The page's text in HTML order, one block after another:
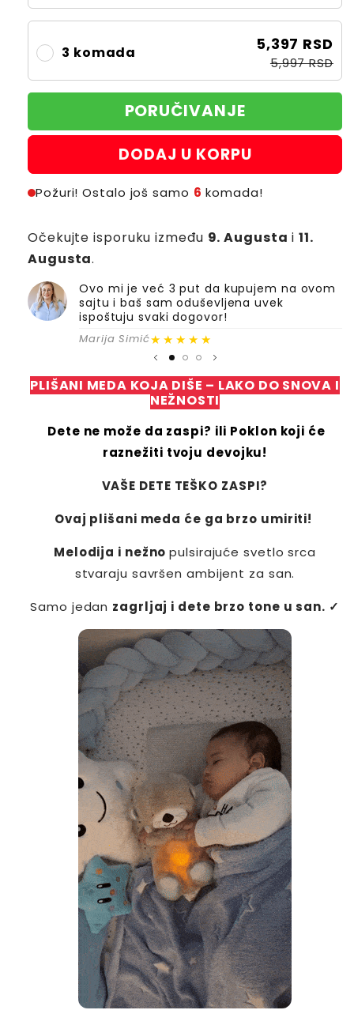
3 komada 5,397 RSD
5,997 RSD
PORUČIVANJE
DODAJ U KORPU
Požuri! Ostalo još samo 6 komada!
Očekujte isporuku između 9. Augusta i11.
Augusta.
Ovo mi je već 3 put da kupujem na ovom
sajtu i baš sam oduševljena uvek
ispoštuju svaki dogovor!
Marija Simić★★★★★
PLIŠANI MEDA KOJA DIŠE – LAKO DO SNOVA I
NEŽNOSTI
Dete ne može da zaspi? ili Poklon koji će
raznežiti tvoju devojku!
VAŠE DETE TEŠKO ZASPI?
Ovaj plišani meda će ga brzo umiriti!
Melodija i nežnopulsirajuće svetlo srca
stvaraju savršen ambijent za san.
Samo jedan zagrljaj i dete brzo tone u san. ✓